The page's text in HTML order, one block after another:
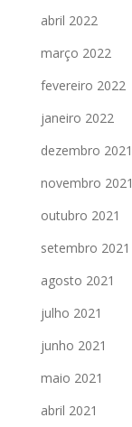
abril 2022
março 2022
fevereiro 2022
janeiro 2022
dezembro 2021
novembro 2021
outubro 2021
setembro 2021
agosto 2021
julho 2021
junho 2021
maio 2021
abril 2021